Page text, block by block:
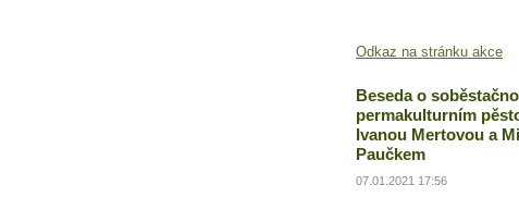
Odkaz na stránku akce
Beseda o
permakulturním
Ivanou Mertovou a
Paučkem
07.01.2021 17:56